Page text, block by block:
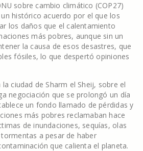
sobre cambio climático (COP27)
histórico acuerdo por el que los
los daños que el calentamiento
más pobres, aunque sin un
la causa de esos desastres, que
fósiles, lo que despertó opiniones
ciudad de Sharm el Sheij, sobre el
negociación que se prolongó un día
un fondo llamado de pérdidas y
más pobres reclamaban hace
de inundaciones, sequías, olas
a pesar de haber
que calienta el planeta.